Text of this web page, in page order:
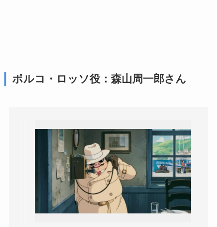
ポルコ・ロッソ役：森山周一郎さん